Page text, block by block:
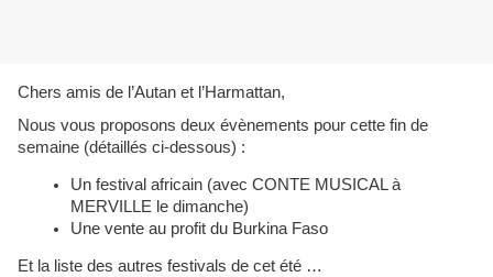
Chers amis de l’Autan et l’Harmattan,
Nous vous proposons deux évènements pour cette fin de
semaine (détaillés ci-dessous) :
Un festival africain (avec CONTE MUSICAL à
MERVILLE le dimanche)
Une vente au profit du Burkina Faso
Et la liste des autres festivals de cet été …